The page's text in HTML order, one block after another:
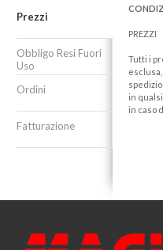
Prezzi
Obbligo Resi Fuori
Uso
Ordini
Fatturazione
PREZZI
Tutti i
in
in caso